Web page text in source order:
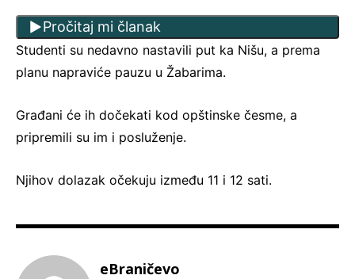
Pročitaj mi članak
Studenti su nedavno nastavili put ka Nišu, a prema
planu napraviće pauzu u Žabarima.
Građani će ih dočekati kod opštinske česme, a
pripremili su im i posluženje.
Njihov dolazak očekuju između 11 i 12 sati.
eBraničevo